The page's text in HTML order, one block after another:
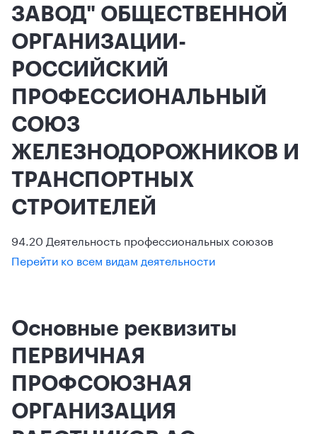
ЗАВОД" ОБЩЕСТВЕННОЙ
ОРГАНИЗАЦИИ-
РОССИЙСКИЙ
ПРОФЕССИОНАЛЬНЫЙ
СОЮЗ
ЖЕЛЕЗНОДОРОЖНИКОВ И
ТРАНСПОРТНЫХ
СТРОИТЕЛЕЙ
94.20 Деятельность профессиональных союзов
Перейти ко всем видам деятельности
Основные реквизиты
ПЕРВИЧНАЯ
ПРОФСОЮЗНАЯ
ОРГАНИЗАЦИЯ